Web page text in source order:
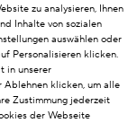
zu analysieren, Ihnen
Inhalte von sozialen
auswählen oder
Personalisieren klicken.
in unserer
Ablehnen klicken, um alle
Zustimmung jederzeit
der Webseite